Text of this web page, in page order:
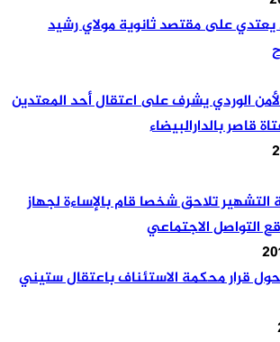
على مقتصد ثانوية مولاي رشيد
الوردي يشرف على اعتقال أحد المعتدين
قاصر بالدارالبيضاء
تلاحق شخصا قام بالإساءة لجهاز
التواصل الاجتماعي
قرار محكمة الاستئناف باعتقال ستيني